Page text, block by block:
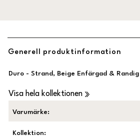
Generell produktinformation
Duro - Strand, Beige Enfärgad & Randig
Visa hela kollektionen
Varumärke:
Kollektion: